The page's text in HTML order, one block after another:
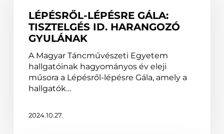
Harangozó
Gyulának
LÉPÉSRŐL-LÉPÉSRE GÁLA:
TISZTELGÉS ID. HARANGOZÓ
GYULÁNAK
A Magyar Táncművészeti Egyetem
hallgatóinak hagyományos év eleji
műsora a Lépésről-lépésre Gála, amely a
hallgatók…
2024.10.27.